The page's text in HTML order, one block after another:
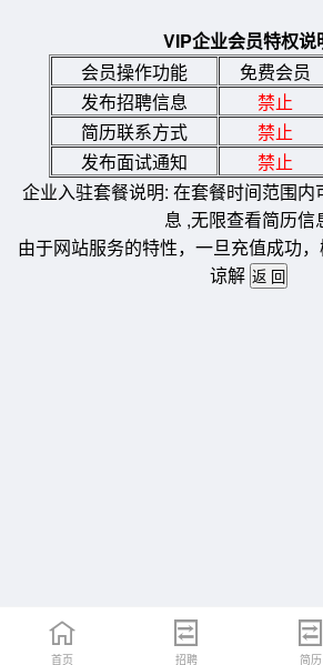
VIP企业会员特权说
会员操作功能
免费会员
发布招聘信息
禁止
简历联系方式
禁止
发布面试通知
禁止
企业入驻套餐说明: 在套餐时间范围
息 ,无限查看简历信
由于网站服务的特性，一旦充值成功
谅解
首页 招聘 简历